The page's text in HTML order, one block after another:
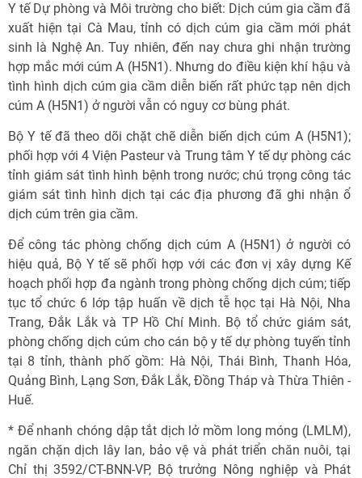
Y tế Dự phòng và Môi trường cho biết: Dịch cúm gia cầm đã
xuất hiện tại Cà Mau, tỉnh có dịch cúm gia cầm mới phát
sinh là Nghệ An. Tuy nhiên, đến nay chưa ghi nhận trường
hợp mắc mới cúm A (H5N1). Nhưng do điều kiện khí hậu và
tình hình dịch cúm gia cầm diễn biến rất phức tạp nên dịch
cúm A (H5N1) ở người vẫn có nguy cơ bùng phát.
Bộ Y tế đã theo dõi chặt chẽ diễn biến dịch cúm A (H5N1);
phối hợp với 4 Viện Pasteur và Trung tâm Y tế dự phòng các
tỉnh giám sát tình hình bệnh trong nước; chú trọng công tác
giám sát tình hình dịch tại các địa phương đã ghi nhận ổ
dịch cúm trên gia cầm.
Để công tác phòng chống dịch cúm A (H5N1) ở người có
hiệu quả, Bộ Y tế sẽ phối hợp với các đơn vị xây dựng Kế
hoạch phối hợp đa ngành trong phòng chống dịch cúm; tiếp
tục tổ chức 6 lớp tập huấn về dịch tễ học tại Hà Nội, Nha
Trang, Đắk Lắk và TP Hồ Chí Minh. Bộ tổ chức giám sát,
phòng chống dịch cúm cho cán bộ y tế dự phòng tuyến tỉnh
tại 8 tỉnh, thành phố gồm: Hà Nội, Thái Bình, Thanh Hóa,
Quảng Bình, Lạng Sơn, Đắk Lắk, Đồng Tháp và Thừa Thiên -
Huế.
* Để nhanh chóng dập tắt dịch lở mồm long móng (LMLM),
ngăn chặn dịch lây lan, bảo vệ và phát triển chăn nuôi, tại
Chỉ thị 3592/CT-BNN-VP, Bộ trưởng Nông nghiệp và Phát